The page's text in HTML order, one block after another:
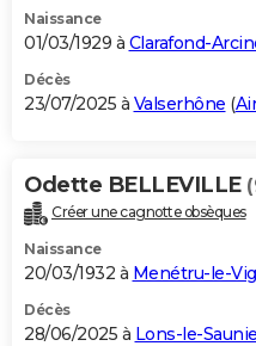
Naissance
01/03/1929 à Clarafond-
Décès
23/07/2025 à Valserhône (
Odette BELLEVILLE
Créer une cagnotte obsèques
Naissance
20/03/1932 à Menétru-le-
Décès
28/06/2025 à Lons-le-